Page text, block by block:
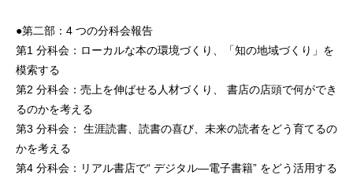
●第二部：4 つの分科会報告
第1 分科会：ローカルな本の環境づくり、「知の地域づくり」を
模索する
第2 分科会：売上を伸ばせる人材づくり、 書店の店頭で何ができ
るのかを考える
第3 分科会： 生涯読書、読書の喜び、未来の読者をどう育てるの
かを考える
第4 分科会：リアル書店で“ デジタル―電子書籍” をどう活用する